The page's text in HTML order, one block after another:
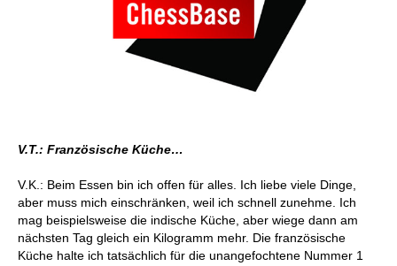
V.T.: Französische Küche…
V.K.: Beim Essen bin ich offen für alles. Ich liebe viele Dinge,
aber muss mich einschränken, weil ich schnell zunehme. Ich
mag beispielsweise die indische Küche, aber wiege dann am
nächsten Tag gleich ein Kilogramm mehr. Die französische
Küche halte ich tatsächlich für die unangefochtene Nummer 1